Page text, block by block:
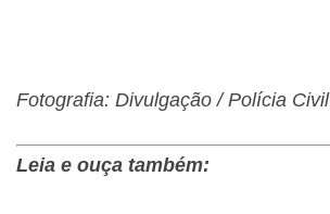
Fotografia: Divulgação / Polícia Civil
Leia e ouça também: